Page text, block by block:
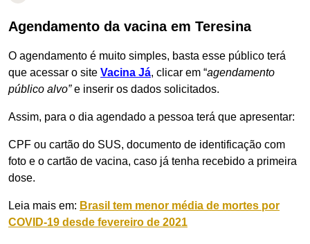
Agendamento da vacina em Teresina
O agendamento é muito simples, basta esse público terá
que acessar o site Vacina Já, clicar em “agendamento
público alvo”e inserir os dados solicitados.
Assim, para o dia agendado a pessoa terá que apresentar:
CPF ou cartão do SUS, documento de identificação com
foto e o cartão de vacina, caso já tenha recebido a primeira
dose.
Leia mais em: Brasil tem menor média de mortes por
COVID-19 desde fevereiro de 2021